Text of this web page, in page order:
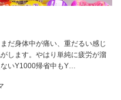
だ身体中が痛い、重だるい感じ
します。やはり単純に疲労が溜
いY1000帰省中もY…